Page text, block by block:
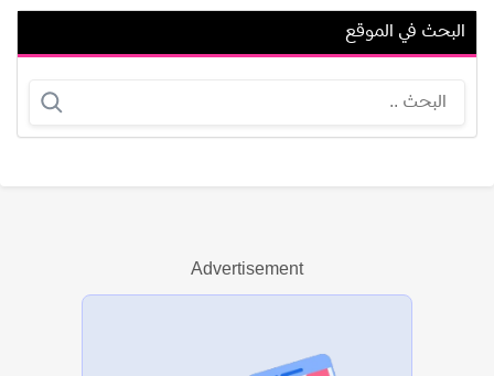
أليسيا سي ديل أوجيليا
عرض الكل
البحث في الموقع
Advertisement